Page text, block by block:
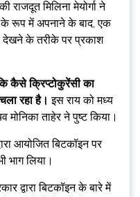
मिलिना मेयोर्गा ने
के रूप में अपनाने के बाद, एक
देखने के तरीके पर प्रकाश
कैसे क्रिप्टोकुरेंसी का
चला रहा है।इस राय को मध्य
ताहेर ने पुष्ट किया।
आयोजित बिटकॉइन पर
भाग लिया।
द्वारा बिटकॉइन के बारे में